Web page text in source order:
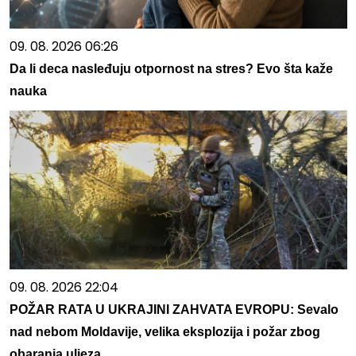
09. 08. 2026 06:26
Da li deca nasleđuju otpornost na stres? Evo šta kaže
nauka
09. 08. 2026 22:04
POŽAR RATA U UKRAJINI ZAHVATA EVROPU: Sevalo
nad nebom Moldavije, velika eksplozija i požar zbog